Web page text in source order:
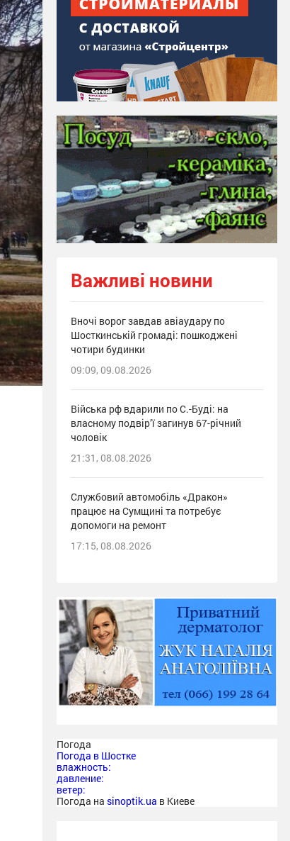
Важливі новини
Вночі ворог завдав авіаудару по
Шосткинській громаді: пошкоджені
чотири будинки
09:09, 09.08.2026
Війська рф вдарили по С.-Буді: на
власному подвір’ї загинув 67-річний
чоловік
21:31, 08.08.2026
Службовий автомобіль «Дракон»
працює на Сумщині та потребує
допомоги на ремонт
17:15, 08.08.2026
Погода
Погода в Шостке
влажность:
давление:
ветер:
Погода на sinoptik.ua в Киеве